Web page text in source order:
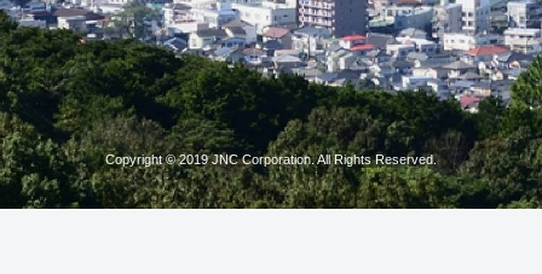
Copyright © 2019 JNC Corporation. All Rights Reserved.